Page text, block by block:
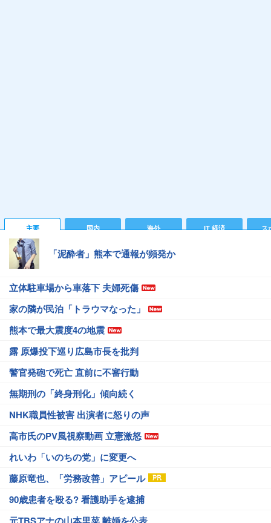
主要 国内 海外 IT 経済 ス
「泥酔者」熊本で通報が頻発か
立体駐車場から車落下 夫婦死傷
家の隣が民泊「トラウマなった」
熊本で最大震度4の地震
露 原爆投下巡り広島市長を批判
警官発砲で死亡 直前に不審行動
無期刑の「終身刑化」傾向続く
NHK職員性被害 出演者に怒りの声
高市氏のPV風視察動画 立憲激怒
れいわ「いのちの党」に変更へ
藤原竜也、「労務改善」アピール
90歳患者を殴る? 看護助手を逮捕